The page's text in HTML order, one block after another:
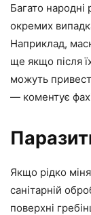
Багато народні
окремих
Наприклад,
ще якщо після
можуть
— коментує
Якщо рідко
санітарній
поверхні